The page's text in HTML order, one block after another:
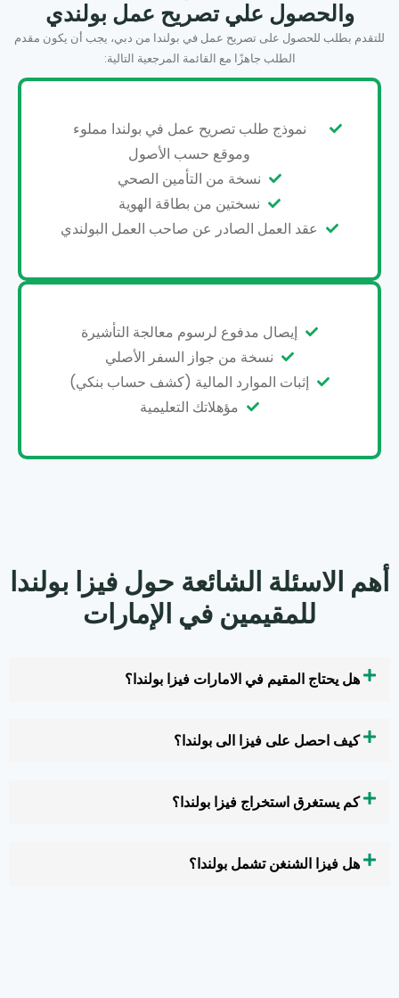
والحصول علي تصريح عمل بولندي
للتقدم بطلب للحصول على تصريح عمل في بولندا من دبي، يجب أن يكون مقدم
الطلب جاهزًا مع القائمة المرجعية التالية:
نموذج طلب تصريح عمل في بولندا مملوء
وموقع حسب الأصول
نسخة من التأمين الصحي
نسختين من بطاقة الهوية
عقد العمل الصادر عن صاحب العمل البولندي
إيصال مدفوع لرسوم معالجة التأشيرة
نسخة من جواز السفر الأصلي
إثبات الموارد المالية (كشف حساب بنكي)
مؤهلاتك التعليمية
أهم الاسئلة الشائعة حول فيزا بولندا
للمقيمين في الإمارات
هل يحتاج المقيم في الامارات فيزا بولندا؟
كيف احصل على فيزا الى بولندا؟
كم يستغرق استخراج فيزا بولندا؟
هل فيزا الشنغن تشمل بولندا؟